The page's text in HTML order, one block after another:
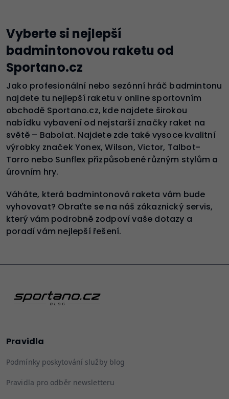
Vyberte si nejlepší
badmintonovou raketu od
Sportano.cz
Jako profesionální nebo sezónní hráč badmintonu
najdete tu nejlepší raketu v online sportovním
obchodě Sportano.cz, kde najdete širokou
nabídku vybavení od nejstarší značky raket na
světě – Babolat. Najdete zde také vysoce kvalitní
výrobky značek Yonex, Wilson, Victor, Talbot-
Torro nebo Sunflex přizpůsobené různým stylům a
úrovním hry.
Váháte, která badmintonová raketa vám bude
vyhovovat? Obraťte se na náš zákaznický servis,
který vám podrobně zodpoví vaše dotazy a
poradí vám nejlepší řešení.
Pravidla
Podmínky poskytování služby blog
Pravidla pro odběr newsletteru